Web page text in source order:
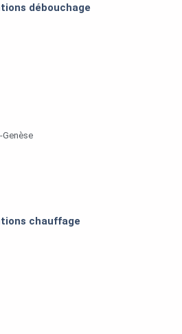
débouchage
chauffage